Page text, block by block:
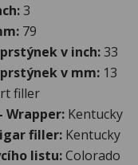
3
79
v inch:33
v mm: 13
filler
Wrapper: Kentucky
filler: Kentucky
listu:Colorado